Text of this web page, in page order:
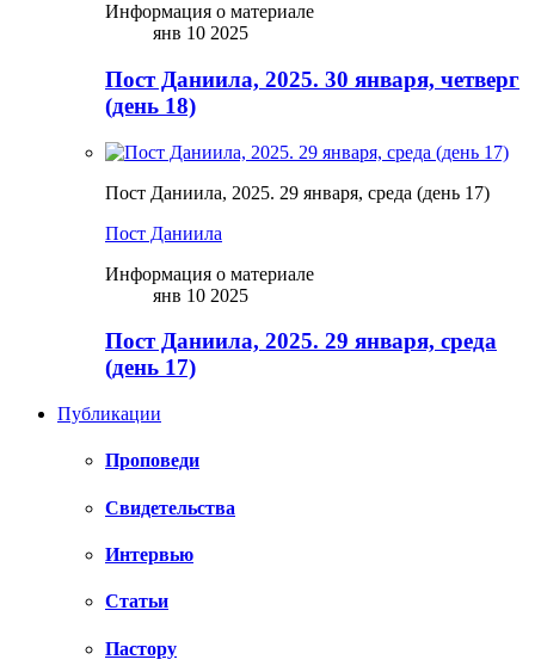
Информация о материале
янв 10 2025
Пост Даниила, 2025. 30 января, четверг
(день 18)
Пост Даниила, 2025. 29 января, среда (день 17)
Пост Даниила
Информация о материале
янв 10 2025
Пост Даниила, 2025. 29 января, среда
(день 17)
Публикации
Проповеди
Свидетельства
Интервью
Статьи
Пастору